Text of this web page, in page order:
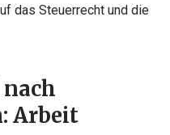
das Steuerrecht und die
Arbeit